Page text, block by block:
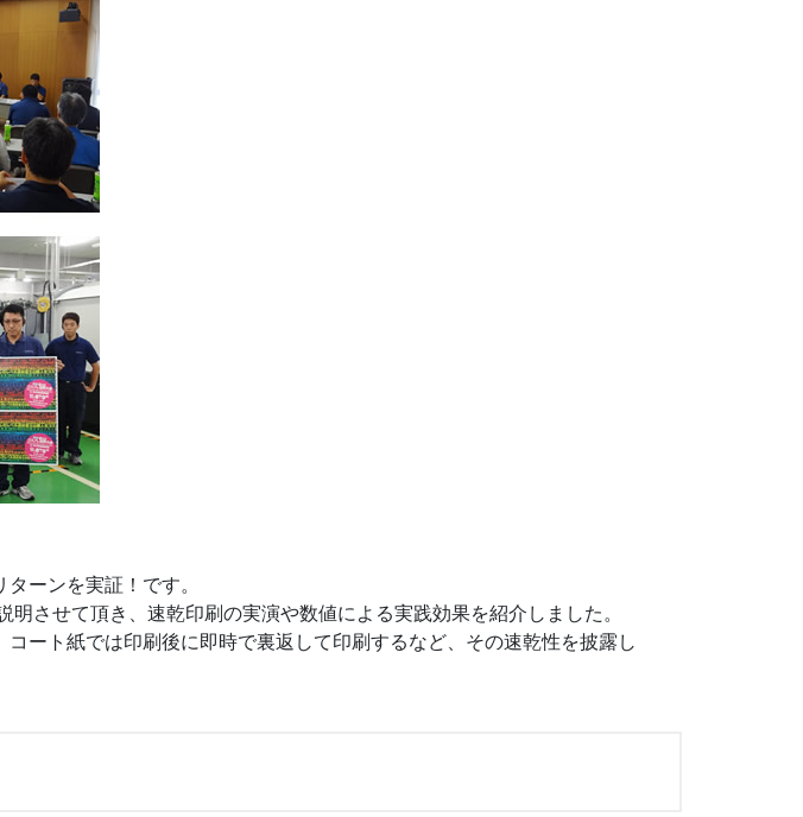
個人情報の取扱いについて
ーンを実証！です。
させて頂き、速乾印刷の実演や数値による実践効果を紹介しました。
ート紙では印刷後に即時で裏返して印刷するなど、その速乾性を披露し